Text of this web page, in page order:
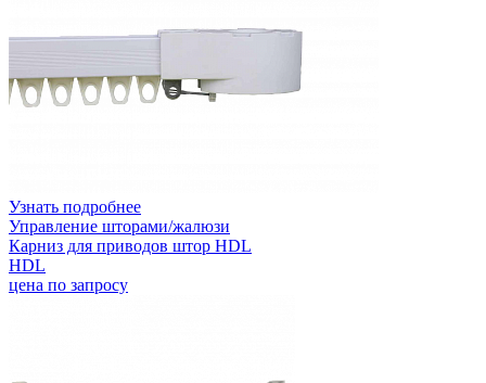
Узнать подробнее
Управление шторами/жалюзи
Карниз для приводов штор HDL
HDL
цена по запросу